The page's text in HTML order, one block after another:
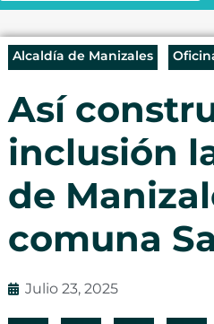
Alcaldía de Manizales
Así
inclusión
de
comuna
Julio 23, 2025